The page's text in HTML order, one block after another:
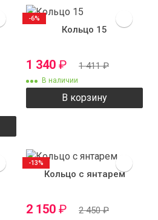
Кольцо 15
1 340 ₽ 1 411₽
В наличии
В корзину
-6%
Кольцо с янтарем
2 150 ₽ 2 450₽
-13%